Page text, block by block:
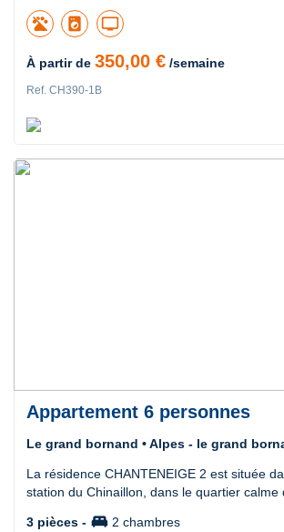
local_laundry_service tv
À partir de 350,00 € /semaine
Ref. CH390-1B
Appartement 6 personnes
Le grand bornand • Alpes - le grand
La résidence CHANTENEIGE 2 est située
station du Chinaillon, dans le quartier calme
3 pièces - king_bed 2 chambres